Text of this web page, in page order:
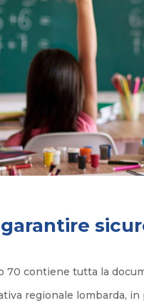
70 contiene tutta la
regionale lombarda, in